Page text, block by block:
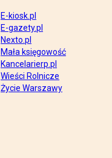
E-kiosk.pl
E-gazety.pl
Nexto.pl
Mała księgowość
Kancelarierp.pl
Wieści Rolnicze
Życie Warszawy